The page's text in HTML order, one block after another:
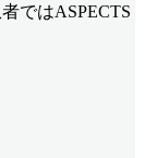
ではASPECTS